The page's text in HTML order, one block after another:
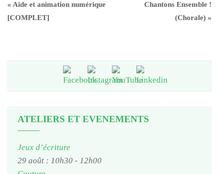
« Aide et animation numérique
[COMPLET]
Chantons Ensemble !
(Chorale) »
ATELIERS ET EVENEMENTS
Jeux d’écriture
29 août : 10h30 - 12h00